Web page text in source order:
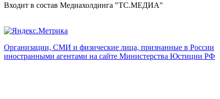
Входит в состав Медиахолдинга "ТС.МЕДИА"
Организации, СМИ и физические лица, признанные в России
иностранными агентами на сайте Министерства Юстиции РФ